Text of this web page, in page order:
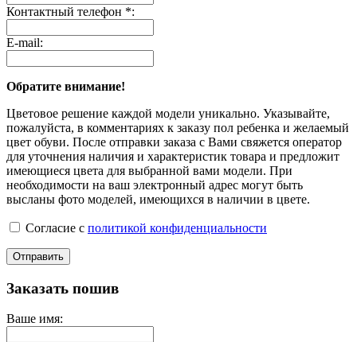
Контактный телефон *:
E-mail:
Обратите внимание!
Цветовое решение каждой модели уникально. Указывайте,
пожалуйста, в комментариях к заказу пол ребенка и желаемый
цвет обуви. После отправки заказа с Вами свяжется оператор
для уточнения наличия и характеристик товара и предложит
имеющиеся цвета для выбранной вами модели. При
необходимости на ваш электронный адрес могут быть
высланы фото моделей, имеющихся в наличии в цвете.
Согласие с политикой конфиденциальности
Отправить
Заказать пошив
Ваше имя: